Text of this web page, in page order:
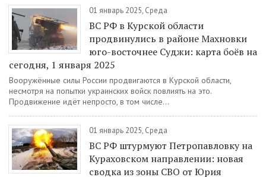
01 январь 2025, Среда
ВС РФ в Курской области
продвинулись в районе Махновки
юго-восточнее Суджи: карта боёв на
сегодня, 1 января 2025
Вооружённые силы России продвигаются в Курской области,
несмотря на попытки украинских войск повлиять на это.
Продвижение идёт непросто, в том числе...
01 январь 2025, Среда
ВС РФ штурмуют Петропавловку на
Кураховском направлении: новая
сводка из зоны СВО от Юрия